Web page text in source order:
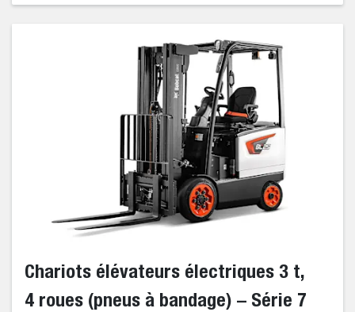
Chariots élévateurs électriques 3 t,
4 roues (pneus à bandage) – Série 7